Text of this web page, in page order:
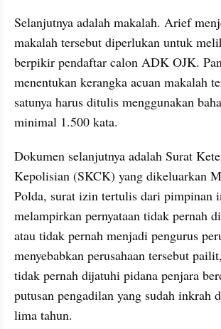
Selanjutnya adalah makalah. Arief
makalah tersebut diperlukan untuk
berpikir pendaftar calon ADK OJK.
menentukan kerangka acuan makalah
satunya harus ditulis menggunakan
minimal 1.500 kata.
Dokumen selanjutnya adalah Surat
Kepolisian (SKCK) yang dikeluarkan
Polda, surat izin tertulis dari pimpinan
melampirkan pernyataan tidak pernah
atau tidak pernah menjadi pengurus
menyebabkan perusahaan tersebut
tidak pernah dijatuhi pidana penjara
putusan pengadilan yang sudah inkrah
lima tahun.